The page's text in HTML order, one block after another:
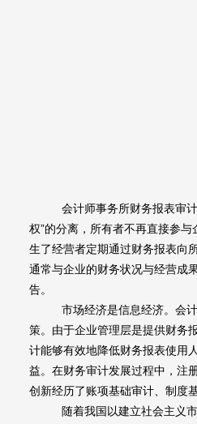
会计师事务所财务报表审计
权”的分离，所有者不再直接参
生了经营者定期通过财务报表向
通常与企业的财务状况与经营成
告。
市场经济是信息经济。会
策。由于企业管理层是提供财务
计能够有效地降低财务报表使用
益。在财务审计发展过程中，注
创新经历了账项基础审计、制度
随着我国以建立社会主义